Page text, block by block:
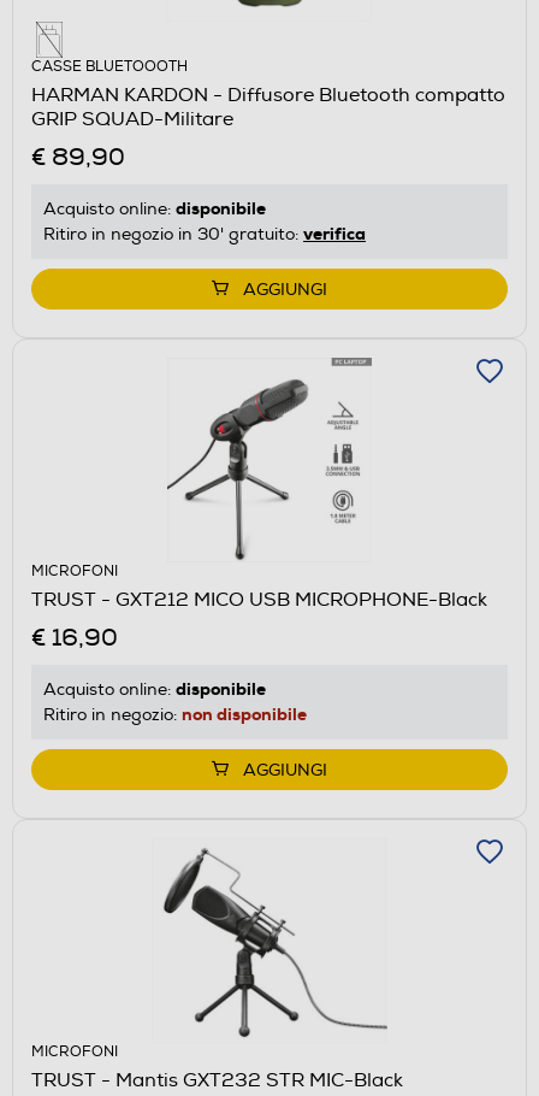
CASSE BLUETOOOTH
HARMAN KARDON - Diffusore Bluetooth compatto
GRIP SQUAD-Militare
€ 89,90
Acquisto online: disponibile
Ritiro in negozio in 30' gratuito: verifica
AGGIUNGI
MICROFONI
TRUST - GXT212 MICO USB MICROPHONE-Black
€ 16,90
Acquisto online: disponibile
Ritiro in negozio: non disponibile
AGGIUNGI
MICROFONI
TRUST - Mantis GXT232 STR MIC-Black